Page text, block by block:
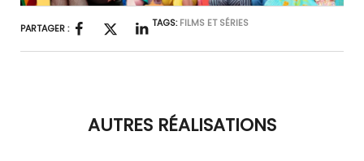
PARTAGER : TAGS:FILMS ET SÉRIES
AUTRES RÉALISATIONS